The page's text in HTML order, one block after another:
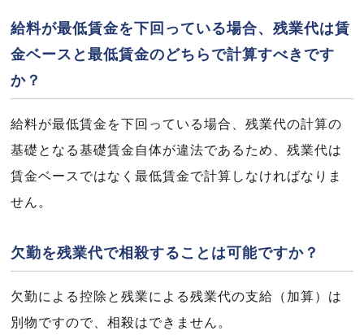
給料が最低賃金を下回っている場合、残業代は賃
金ベースと最低賃金のどちらで計算すべきです
か？
給料が最低賃金を下回っている場合、残業代の計算の
基礎となる基礎賃金自体が違法であるため、残業代は
賃金ベースではなく最低賃金で計算しなければなりま
せん。
欠勤を残業代で相殺することは可能ですか？
欠勤による控除と残業による残業代の支給（加算）は
別物ですので、相殺はできません。